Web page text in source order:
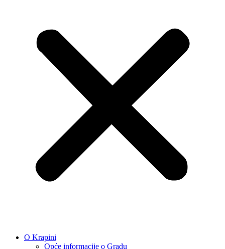
O Krapini
Opće informacije o Gradu